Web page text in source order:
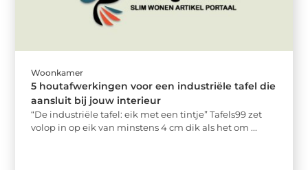
Woonkamer
5 houtafwerkingen voor een industriële tafel die
aansluit bij jouw interieur
“De industriële tafel: eik met een tintje” Tafels99 zet
volop in op eik van minstens 4 cm dik als het om ...